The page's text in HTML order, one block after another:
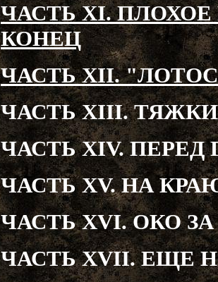
ЧАСТЬ XI.
КОНЕЦ
ЧАСТЬ XII.
ЧАСТЬ XIII.
ЧАСТЬ XIV.
ЧАСТЬ XV. НА
ЧАСТЬ XVI. ОКО
ЧАСТЬ XVII. ЕЩЕ